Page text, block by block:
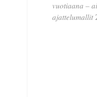
vuotiaana –
ajattelumallit